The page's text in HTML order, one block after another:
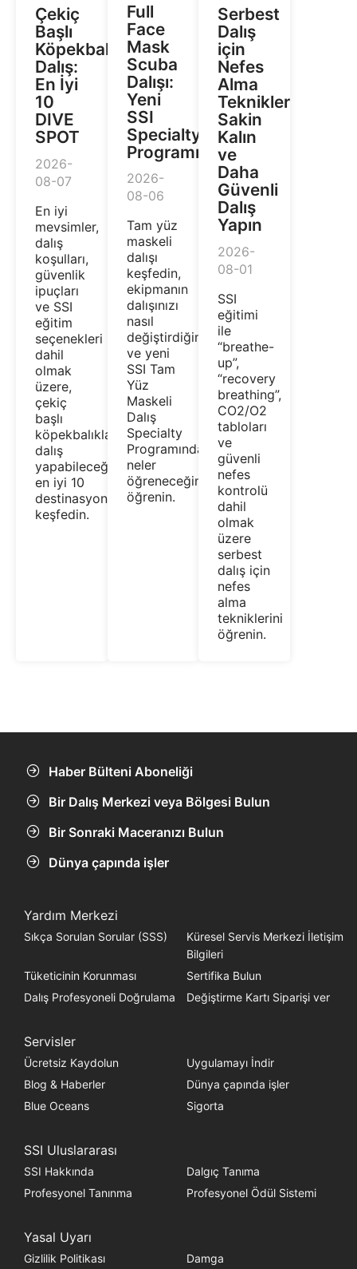
Çekiç
Başlı
Köpekbalıklarıyla
Dalış:
En İyi
10
DIVE
SPOT
2026-
08-07
En iyi
mevsimler,
dalış
koşulları,
güvenlik
ipuçları
ve SSI
eğitim
seçenekleri
dahil
olmak
üzere,
çekiç
başlı
köpekbalıklarıyla
dalış
yapabileceğiniz
en iyi 10
destinasyonu
keşfedin.
Full
Face
Mask
Scuba
Dalışı:
Yeni
SSI
Specialty
Programı
2026-
08-06
Tam yüz
maskeli
dalışı
keşfedin,
ekipmanın
dalışınızı
nasıl
değiştirdiğini
ve yeni
SSI Tam
Yüz
Maskeli
Dalış
Specialty
Programında
neler
öğreneceğinizi
öğrenin.
Serbest
Dalış
için
Nefes
Alma
Teknikleri:
Sakin
Kalın
ve
Daha
Güvenli
Dalış
Yapın
2026-
08-01
SSI
eğitimi
ile
“breathe-
up”,
“recovery
breathing”,
CO2/O2
tabloları
ve
güvenli
nefes
kontrolü
dahil
olmak
üzere
serbest
dalış için
nefes
alma
tekniklerini
öğrenin.
Haber Bülteni Aboneliği
Bir Dalış Merkezi veya Bölgesi Bulun
Bir Sonraki Maceranızı Bulun
Dünya çapında işler
Yardım Merkezi
Sıkça Sorulan Sorular (SSS)
Küresel Servis Merkezi İletişim
Bilgileri
Tüketicinin Korunması
Sertifika Bulun
Dalış Profesyoneli Doğrulama
Değiştirme Kartı Siparişi ver
Servisler
Ücretsiz Kaydolun
Uygulamayı İndir
Blog & Haberler
Dünya çapında işler
Blue Oceans
Sigorta
SSI Uluslararası
SSI Hakkında
Dalgıç Tanıma
Profesyonel Tanınma
Profesyonel Ödül Sistemi
Yasal Uyarı
Gizlilik Politikası Damga